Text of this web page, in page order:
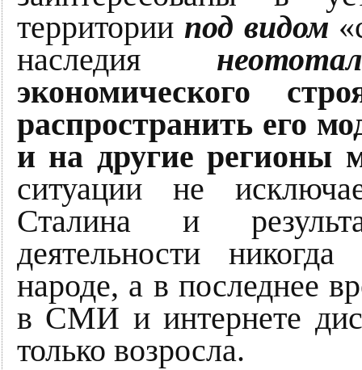
территории под видом
наследия
экономического
распространить его
и на другие регионы
ситуации не
Сталина и
деятельности
народе, а в последнее
в СМИ и интернете
только возросла.